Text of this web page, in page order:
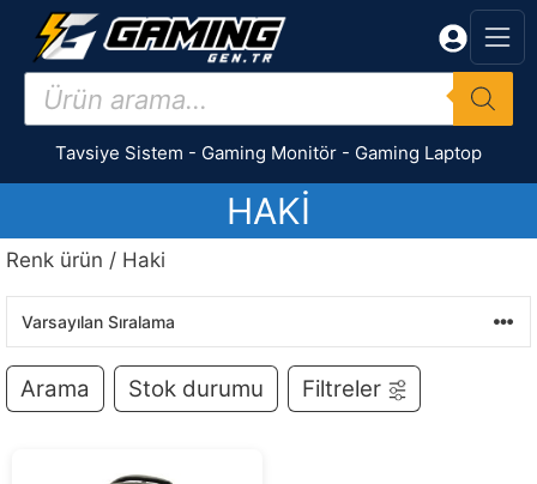
İçeriğe
Products
search
Tavsiye Sistem - Gaming Monitör - Gaming Laptop
HAKI
Renk ürün / Haki
Arama Stok durumu Filtreler